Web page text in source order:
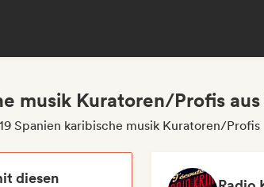
musik Kuratoren/Profis aus
Spanien karibische musik Kuratoren/Profis
diesen